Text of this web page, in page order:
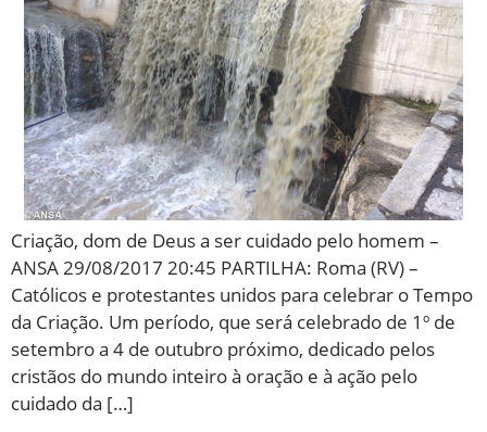
Criação, dom de Deus a ser cuidado pelo homem –
ANSA 29/08/2017 20:45 PARTILHA: Roma (RV) –
Católicos e protestantes unidos para celebrar o Tempo
da Criação. Um período, que será celebrado de 1º de
setembro a 4 de outubro próximo, dedicado pelos
cristãos do mundo inteiro à oração e à ação pelo
cuidado da […]